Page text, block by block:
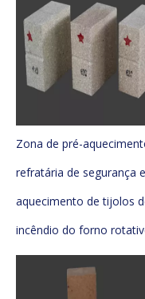
Zona de pré-
refratária de segurança
aquecimento de tijolos
incêndio do forno